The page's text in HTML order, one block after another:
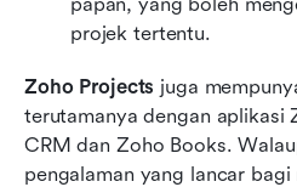
projek tertentu.
Zoho Projects juga
terutamanya dengan aplikasi
CRM dan Zoho Books.
pengalaman yang lancar